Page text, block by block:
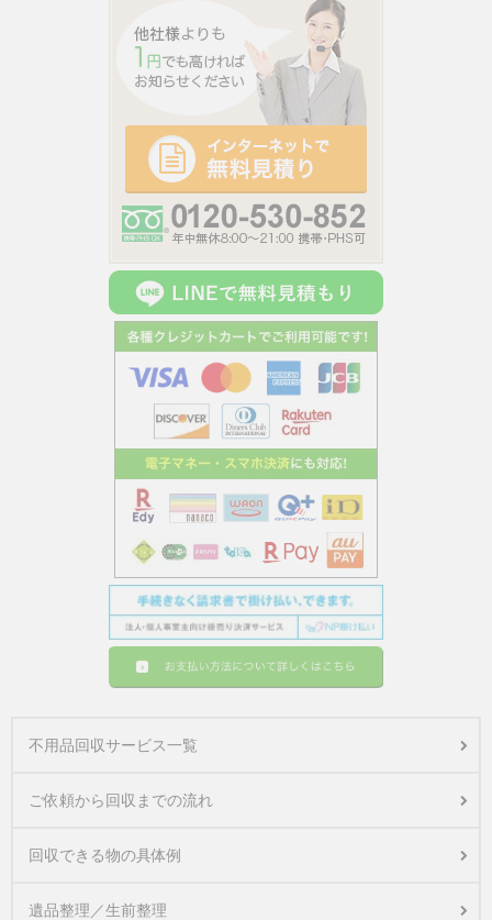
不用品回収サービス一覧
ご依頼から回収までの流れ
回収できる物の具体例
遺品整理／生前整理